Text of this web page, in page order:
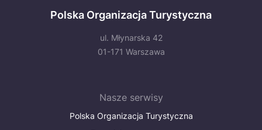
Polska Organizacja Turystyczna
ul. Młynarska 42
01-171 Warszawa
Nasze serwisy
Polska Organizacja Turystyczna